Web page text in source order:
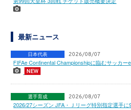
最新ニュース
日本代表 2026/08/07
FIFAe Continental Championshipに臨むサッカ
選手育成 2026/08/07
2026/27シーズン JFA・Ｊリーグ特別指定選手